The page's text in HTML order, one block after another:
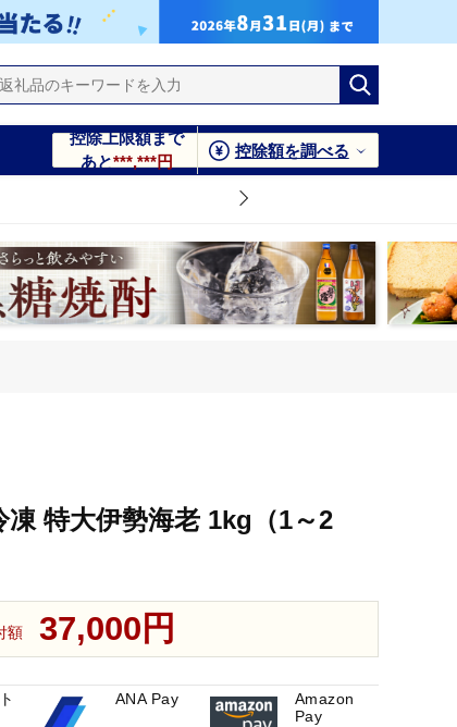
控除上限額まで
あと***,***円
控除額を調べる
凍 特大伊勢海老 1kg（1～2
額 37,000円
ANA Pay
Amazon
Pay